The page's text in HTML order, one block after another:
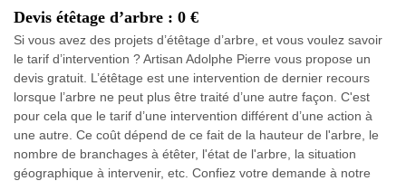
Devis étêtage d’arbre : 0 €
Si vous avez des projets d’étêtage d’arbre, et vous voulez savoir
le tarif d’intervention ? Artisan Adolphe Pierre vous propose un
devis gratuit. L’étêtage est une intervention de dernier recours
lorsque l’arbre ne peut plus être traité d’une autre façon. C'est
pour cela que le tarif d’une intervention différent d’une action à
une autre. Ce coût dépend de ce fait de la hauteur de l'arbre, le
nombre de branchages à étêter, l'état de l'arbre, la situation
géographique à intervenir, etc. Confiez votre demande à notre